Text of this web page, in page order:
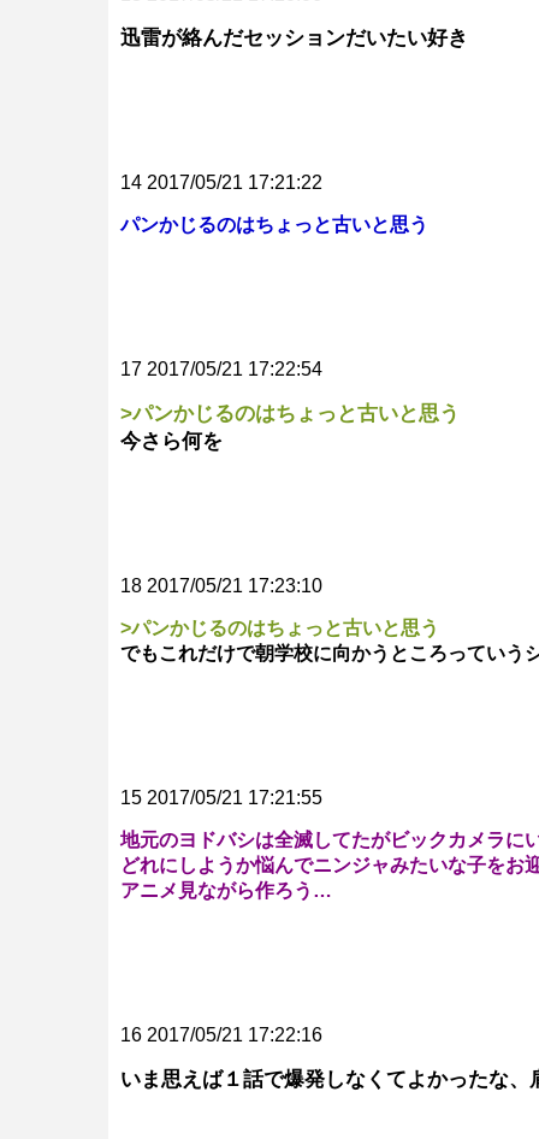
迅雷が絡んだセッションだいたい好き
14 2017/05/21 17:21:22
パンかじるのはちょっと古いと思う
17 2017/05/21 17:22:54
>パンかじるのはちょっと古いと思う
今さら何を
18 2017/05/21 17:23:10
>パンかじるのはちょっと古いと思う
でもこれだけで朝学校に向かうところっていう
15 2017/05/21 17:21:55
地元のヨドバシは全滅してたがビックカメラに
どれにしようか悩んでニンジャみたいな子をお
アニメ見ながら作ろう…
16 2017/05/21 17:22:16
いま思えば１話で爆発しなくてよかったな、